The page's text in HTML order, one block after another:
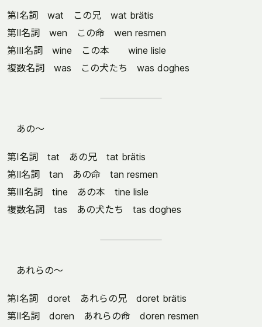
第Ⅰ名詞 wat この兄 wat brätis
第Ⅱ名詞 wen この命 wen resmen
第Ⅲ名詞 wine この本 wine lisle
複数名詞 was この犬たち was doghes
あの～
第Ⅰ名詞 tat あの兄 tat brätis
第Ⅱ名詞 tan あの命 tan resmen
第Ⅲ名詞 tine あの本 tine lisle
複数名詞 tas あの犬たち tas doghes
あれらの～
第Ⅰ名詞 doret あれらの兄 doret brätis
第Ⅱ名詞 doren あれらの命 doren resmen